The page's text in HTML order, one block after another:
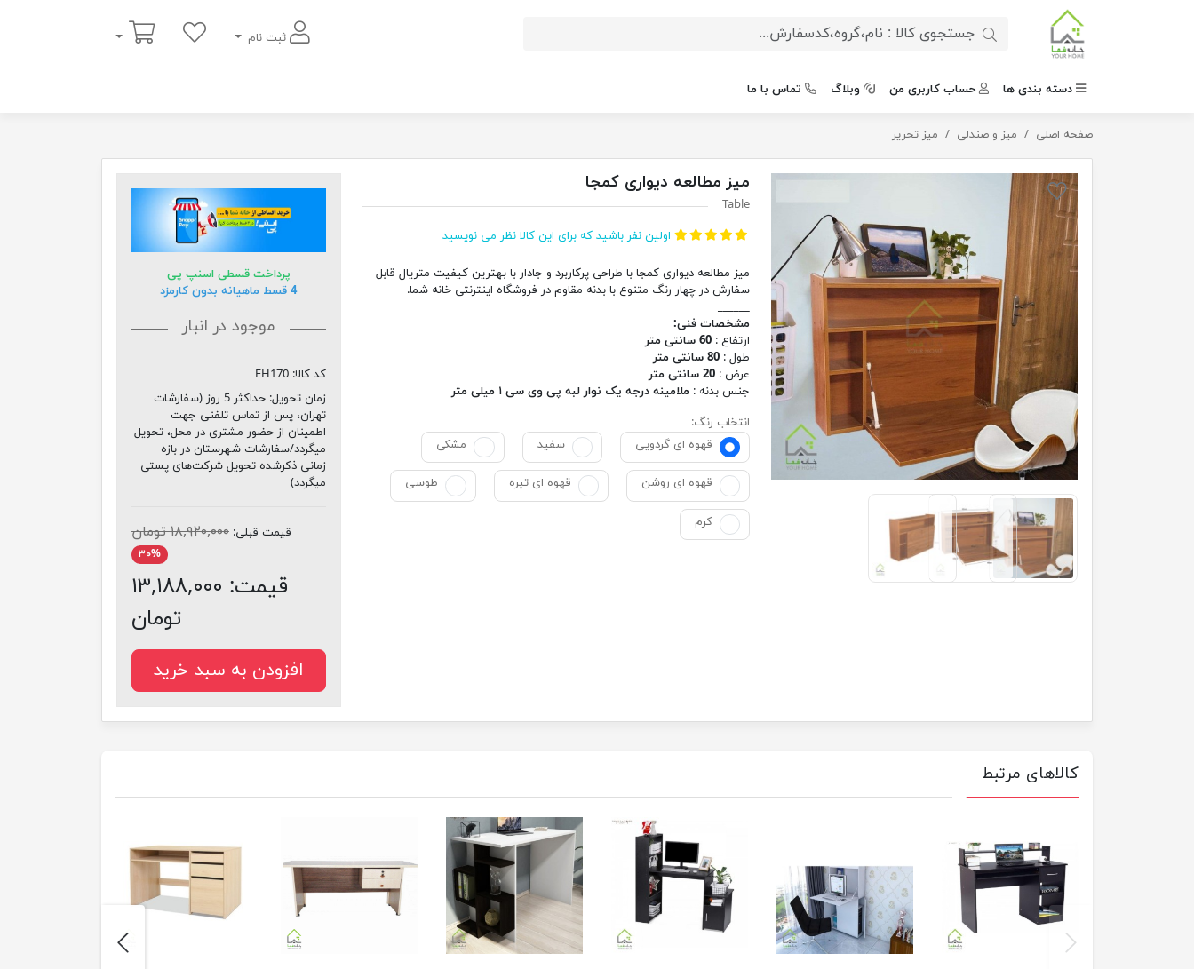
ثبت نام
سبد خرید
دسته بندی ها حساب کاربری من وبلاگ تماس با ما
صفحه اصلی میز و صندلی میز تحریر میز مطالعه دیواری کمجا
میز مطالعه دیواری کمجا
Table
اولین نفر باشید که برای این کالا نظر می نویسید
میز مطالعه دیواری کمجا با طراحی پرکاربرد و جادار با بهترین کیفیت متریال قابل
سفارش در چهار رنگ متنوع با بدنه مقاوم در فروشگاه اینترنتی خانه شما.
______
مشخصات فنی:
ارتفاع : 60 سانتی متر
طول : 80 سانتی متر
عرض : 20 سانتی متر
جنس بدنه : ملامینه درجه یک نوار لبه پی وی سی ۱ میلی متر
انتخاب رنگ:
قهوه ای گردویی
سفید مشکی
قهوه ای روشن قهوه ای تیره طوسی
کرم
پرداخت قسطی اسنپ پی
4 قسط ماهیانه بدون کارمزد
موجود در انبار
کد کالا: FH170
زمان تحویل:
حداکثر 5 روز (سفارشات
تهران، پس از تماس تلفنی جهت
اطمینان از حضور مشتری در محل، تحویل
میگردد/سفارشات شهرستان در بازه
زمانی ذکرشده تحویل شرکت‌های پستی
میگردد)
قیمت قبلی: ۱۸,۹۲۰,۰۰۰ تومان
۳۰%
قیمت: ۱۳,۱۸۸,۰۰۰
تومان
افزودن به سبد خرید
کالاهای مرتبط
previus
next